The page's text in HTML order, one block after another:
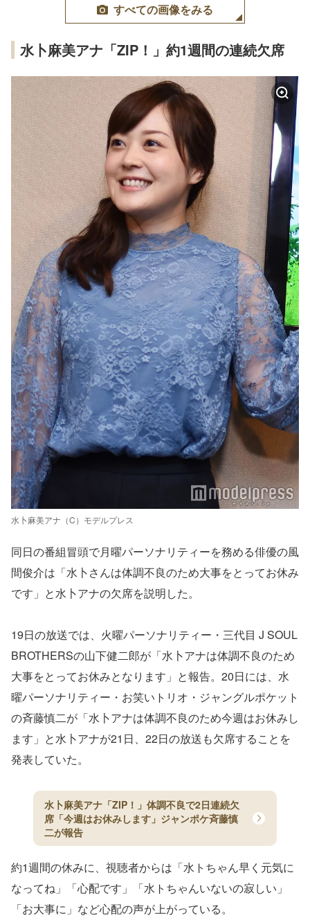
すべての画像をみる
水卜麻美アナ「ZIP！」約1週間の連続欠席
水卜麻美アナ（C）モデルプレス
同日の番組冒頭で月曜パーソナリティーを務める俳優の風
間俊介は「水卜さんは体調不良のため大事をとってお休み
です」と水卜アナの欠席を説明した。
19日の放送では、火曜パーソナリティー・三代目 J SOUL
BROTHERSの山下健二郎が「水卜アナは体調不良のため
大事をとってお休みとなります」と報告。20日には、水
曜パーソナリティー・お笑いトリオ・ジャングルポケット
の斉藤慎二が「水卜アナは体調不良のため今週はお休みし
ます」と水卜アナが21日、22日の放送も欠席することを
発表していた。
水卜麻美アナ「ZIP！」体調不良で2日連続欠
席「今週はお休みします」ジャンポケ斉藤慎
二が報告
約1週間の休みに、視聴者からは「水トちゃん早く元気に
なってね」「心配です」「水トちゃんいないの寂しい」
「お大事に」など心配の声が上がっている。